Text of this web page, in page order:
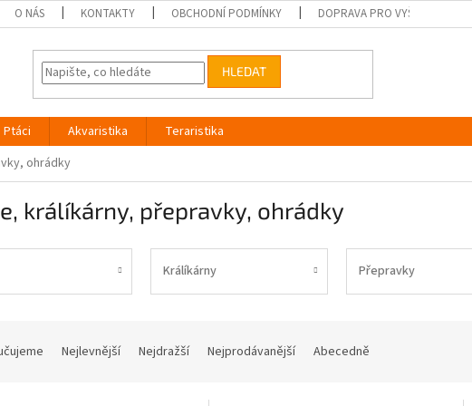
O NÁS KONTAKTY OBCHODNÍ PODMÍNKY DOPRAVA PRO VYŠKOV
HLEDAT
Ptáci Akvaristika
Teraristika
ohrádky
králíkárny, přepravky, ohrádky
Králíkárny Přepravky
Nejlevnější Nejdražší Nejprodávanější Abecedně